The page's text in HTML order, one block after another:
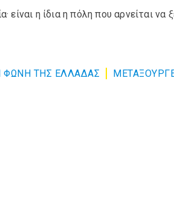
είναι η ίδια η πόλη που αρνείται να
ΦΩΝΗ ΤΗΣ ΕΛΛΑΔΑΣ